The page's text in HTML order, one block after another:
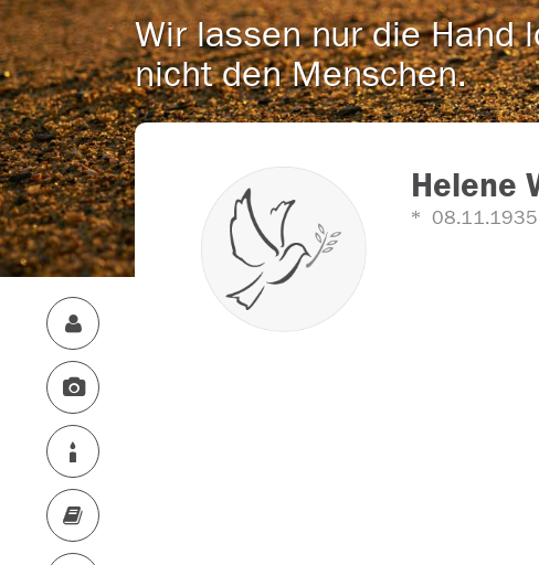
Wir lassen nur die Hand
nicht den Menschen.
Helene
08.11.1935